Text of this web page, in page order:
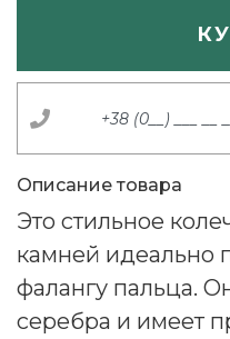
Описание товара
Это стильное
камней идеально
фалангу пальца.
серебра и имеет